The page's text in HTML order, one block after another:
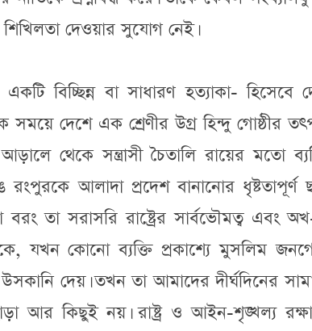
দেওয়ার সুযোগ নেই।
বিচ্ছিন্ন বা সাধারণ হত্যাকা- হিসেবে
দেশে এক শ্রেণীর উগ্র হিন্দু গোষ্ঠীর
থেকে সন্ত্রাসী চৈতালি রায়ের মতো
আলাদা প্রদেশ বানানোর ধৃষ্টতাপূর্ণ
তা সরাসরি রাষ্ট্রের সার্বভৌমত্ব এবং
যখন কোনো ব্যক্তি প্রকাশ্যে মুসলিম
দেয়। তখন তা আমাদের দীর্ঘদিনের
আর কিছুই নয়। রাষ্ট্র ও আইন-শৃঙ্খল্য